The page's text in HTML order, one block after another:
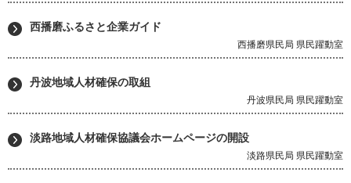
西播磨ふるさと企業ガイド
西播磨県民局 県民躍動室
丹波地域人材確保の取組
丹波県民局 県民躍動室
淡路地域人材確保協議会ホームページの開設
淡路県民局 県民躍動室